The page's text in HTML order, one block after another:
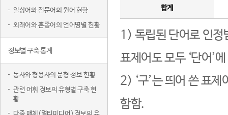
일상어와 전문어의 원어 현황
외래어와 혼종어의 언어명별 현황
정보별 구축 통계
동사와 형용사의 문형 정보 현황
관련 어휘 정보의 유형별 구축 현
황
합계
1) 독립된 단어로 인정
표제어도 모두 ‘단어’
2) ‘구’는 띄어 쓴 표
함함.